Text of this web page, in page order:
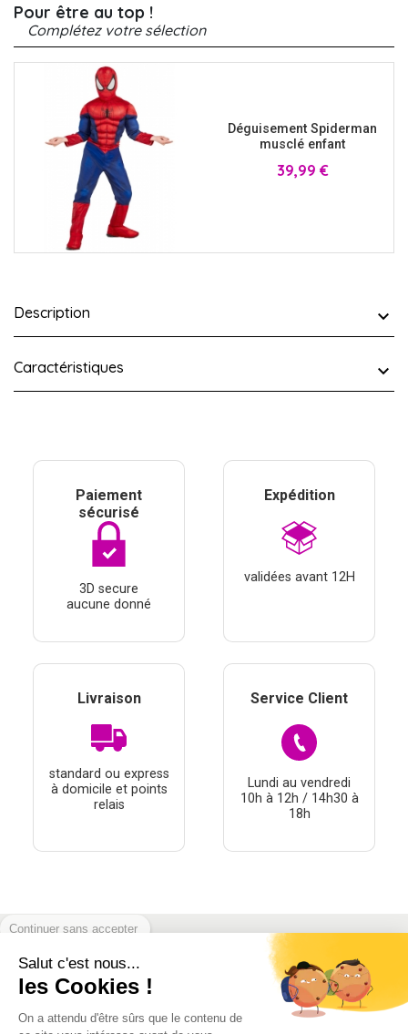
Pour être au top !
Complétez votre sélection
Déguisement Spiderman
musclé enfant
Prix
39,99 €
Description
Caractéristiques
Paiement
sécurisé
3D secure
aucune donné
Expédition
validées avant 12H
Livraison
standard ou express
à domicile et points
relais
Service Client
Lundi au vendredi
10h à 12h / 14h30 à
18h
À PROPOS
Continuer sans accepter
Salut c'est nous...
les Cookies !
On a attendu d'être sûrs que le contenu de